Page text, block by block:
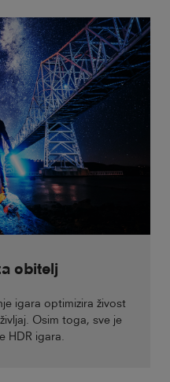
obitelj
igara optimizira živost
Osim toga, sve je
HDR igara.